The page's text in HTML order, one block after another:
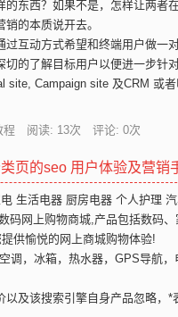
东西？如果不是，怎样让两者
的本质说开去。
互动方式希望和终端用户做一
切的了解目标用户以便进一步针
site, Campaign site 及CRM 或
程 阅读: 13次 评论: 0次
页的seo 用户体验及营销
生活电器 厨房电器 个人护理 汽
码网上购物商城,产品包括数码
供愉悦的网上商城购物体验!
调，冰箱，热水器，GPS导航
及该搜索引擎自身产品忽略，*